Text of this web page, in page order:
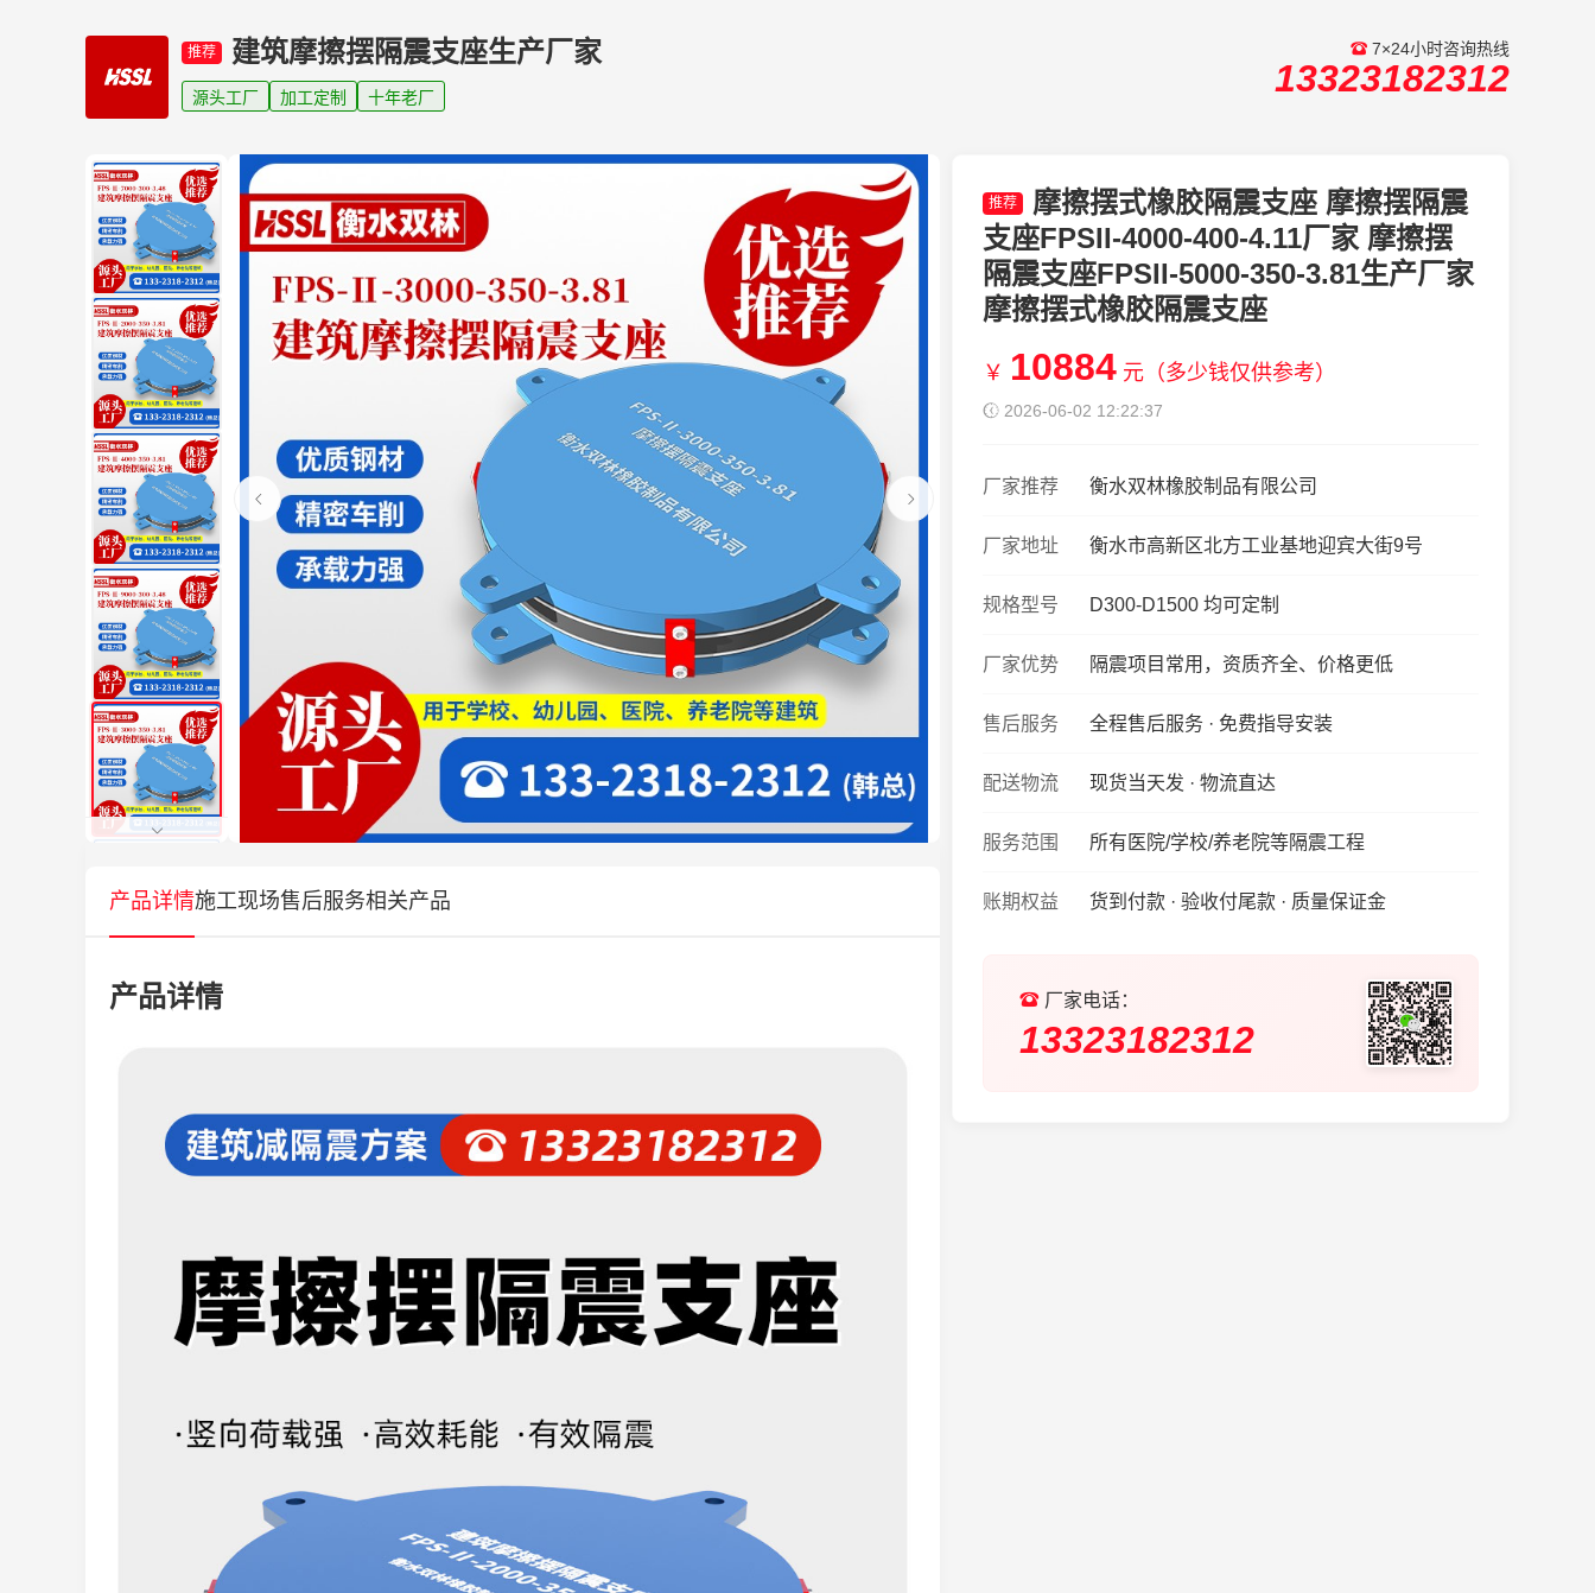
推荐 建筑摩擦摆隔震支座生产厂家
源头工厂 加工定制 十年老厂
7×24小时咨询热线
13323182312
推荐
摩擦摆式橡胶隔震支座 摩擦摆隔震
支座FPSII-4000-400-4.11厂家 摩擦摆
隔震支座FPSII-5000-350-3.81生产厂家
摩擦摆式橡胶隔震支座
￥ 10884 元（多少钱仅供参考）
2026-06-02 12:22:37
厂家推荐 衡水双林橡胶制品有限公司
厂家地址 衡水市高新区北方工业基地迎宾大街9号
规格型号 D300-D1500 均可定制
厂家优势 隔震项目常用，资质齐全、价格更低
售后服务 全程售后服务 · 免费指导安装
配送物流 现货当天发 · 物流直达
服务范围 所有医院/学校/养老院等隔震工程
账期权益 货到付款 · 验收付尾款 · 质量保证金
厂家电话：
13323182312
产品详情施工现场售后服务相关产品
产品详情